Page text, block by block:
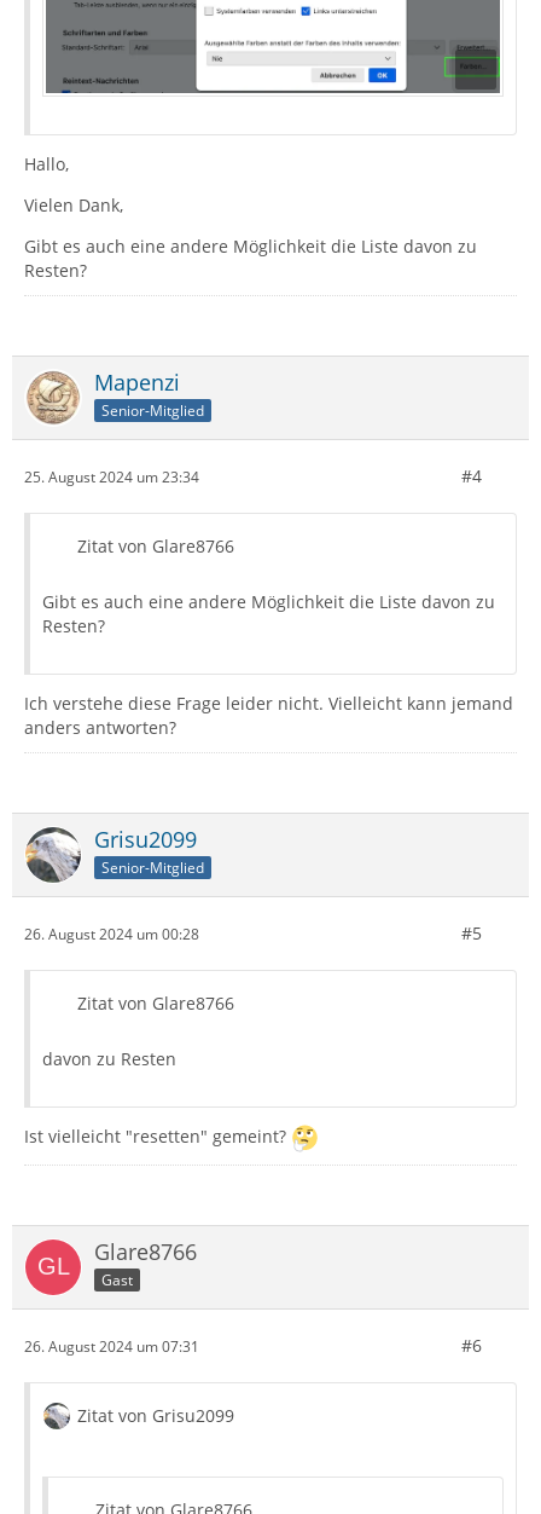
Hallo,
Vielen Dank,
Gibt es auch eine andere Möglichkeit die Liste davon zu
Resten?
Mapenzi
Senior-Mitglied
25. August 2024 um 23:34 #4
Zitat von Glare8766
Gibt es auch eine andere Möglichkeit die Liste davon zu
Resten?
Ich verstehe diese Frage leider nicht. Vielleicht kann jemand
anders antworten?
Grisu2099
Senior-Mitglied
26. August 2024 um 00:28 #5
Zitat von Glare8766
davon zu Resten
Ist vielleicht "resetten" gemeint?
Glare8766
Gast
26. August 2024 um 07:31 #6
Zitat von Grisu2099